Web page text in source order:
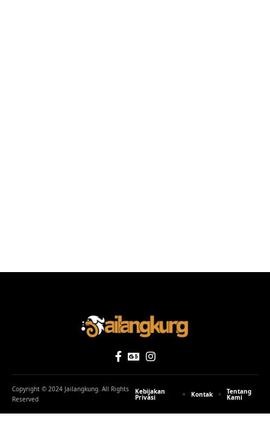
Copyright © 2024 Jailangkung. All Rights
Reserved
Kebijakan
Privasi Kontak Tentang
Kami